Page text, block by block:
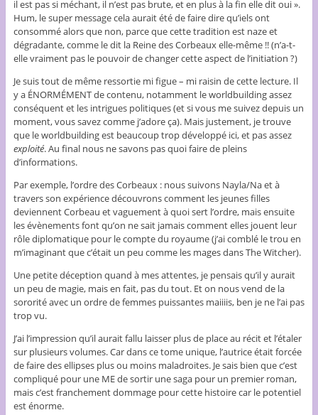
il est pas si méchant, il n’est pas brute, et en plus à la fin elle dit oui ».
Hum, le super message cela aurait été de faire dire qu’iels ont
consommé alors que non, parce que cette tradition est naze et
dégradante, comme le dit la Reine des Corbeaux elle-même !! (n’a-t-
elle vraiment pas le pouvoir de changer cette aspect de l’initiation ?)
Je suis tout de même ressortie mi figue – mi raisin de cette lecture. Il
y a ÉNORMÉMENT de contenu, notamment le worldbuilding assez
conséquent et les intrigues politiques (et si vous me suivez depuis un
moment, vous savez comme j’adore ça). Mais justement, je trouve
que le worldbuilding est beaucoup trop développé ici, et pas assez
exploité. Au final nous ne savons pas quoi faire de pleins
d’informations.
Par exemple, l’ordre des Corbeaux : nous suivons Nayla/Na et à
travers son expérience découvrons comment les jeunes filles
deviennent Corbeau et vaguement à quoi sert l’ordre, mais ensuite
les évènements font qu’on ne sait jamais comment elles jouent leur
rôle diplomatique pour le compte du royaume (j’ai comblé le trou en
m’imaginant que c’était un peu comme les mages dans The Witcher).
Une petite déception quand à mes attentes, je pensais qu’il y aurait
un peu de magie, mais en fait, pas du tout. Et on nous vend de la
sororité avec un ordre de femmes puissantes maiiiis, ben je ne l’ai pas
trop vu.
J’ai l’impression qu’il aurait fallu laisser plus de place au récit et l’étaler
sur plusieurs volumes. Car dans ce tome unique, l’autrice était forcée
de faire des ellipses plus ou moins maladroites. Je sais bien que c’est
compliqué pour une ME de sortir une saga pour un premier roman,
mais c’est franchement dommage pour cette histoire car le potentiel
est énorme.